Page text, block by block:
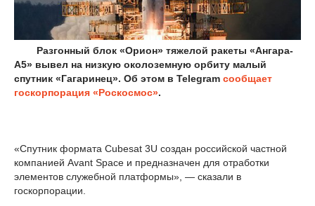
Разгонный блок «Орион» тяжелой ракеты «Ангара-
А5» вывел на низкую околоземную орбиту малый
спутник «Гагаринец». Об этом в Telegram сообщает
госкорпорация «Роскосмос».
«Спутник формата Cubesat 3U создан российской частной
компанией Avant Space и предназначен для отработки
элементов служебной платформы», — сказали в
госкорпорации.